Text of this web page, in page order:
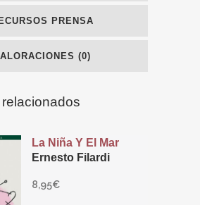
PRENSA
(0)
La Niña Y El Mar
Ernesto Filardi
8,95€